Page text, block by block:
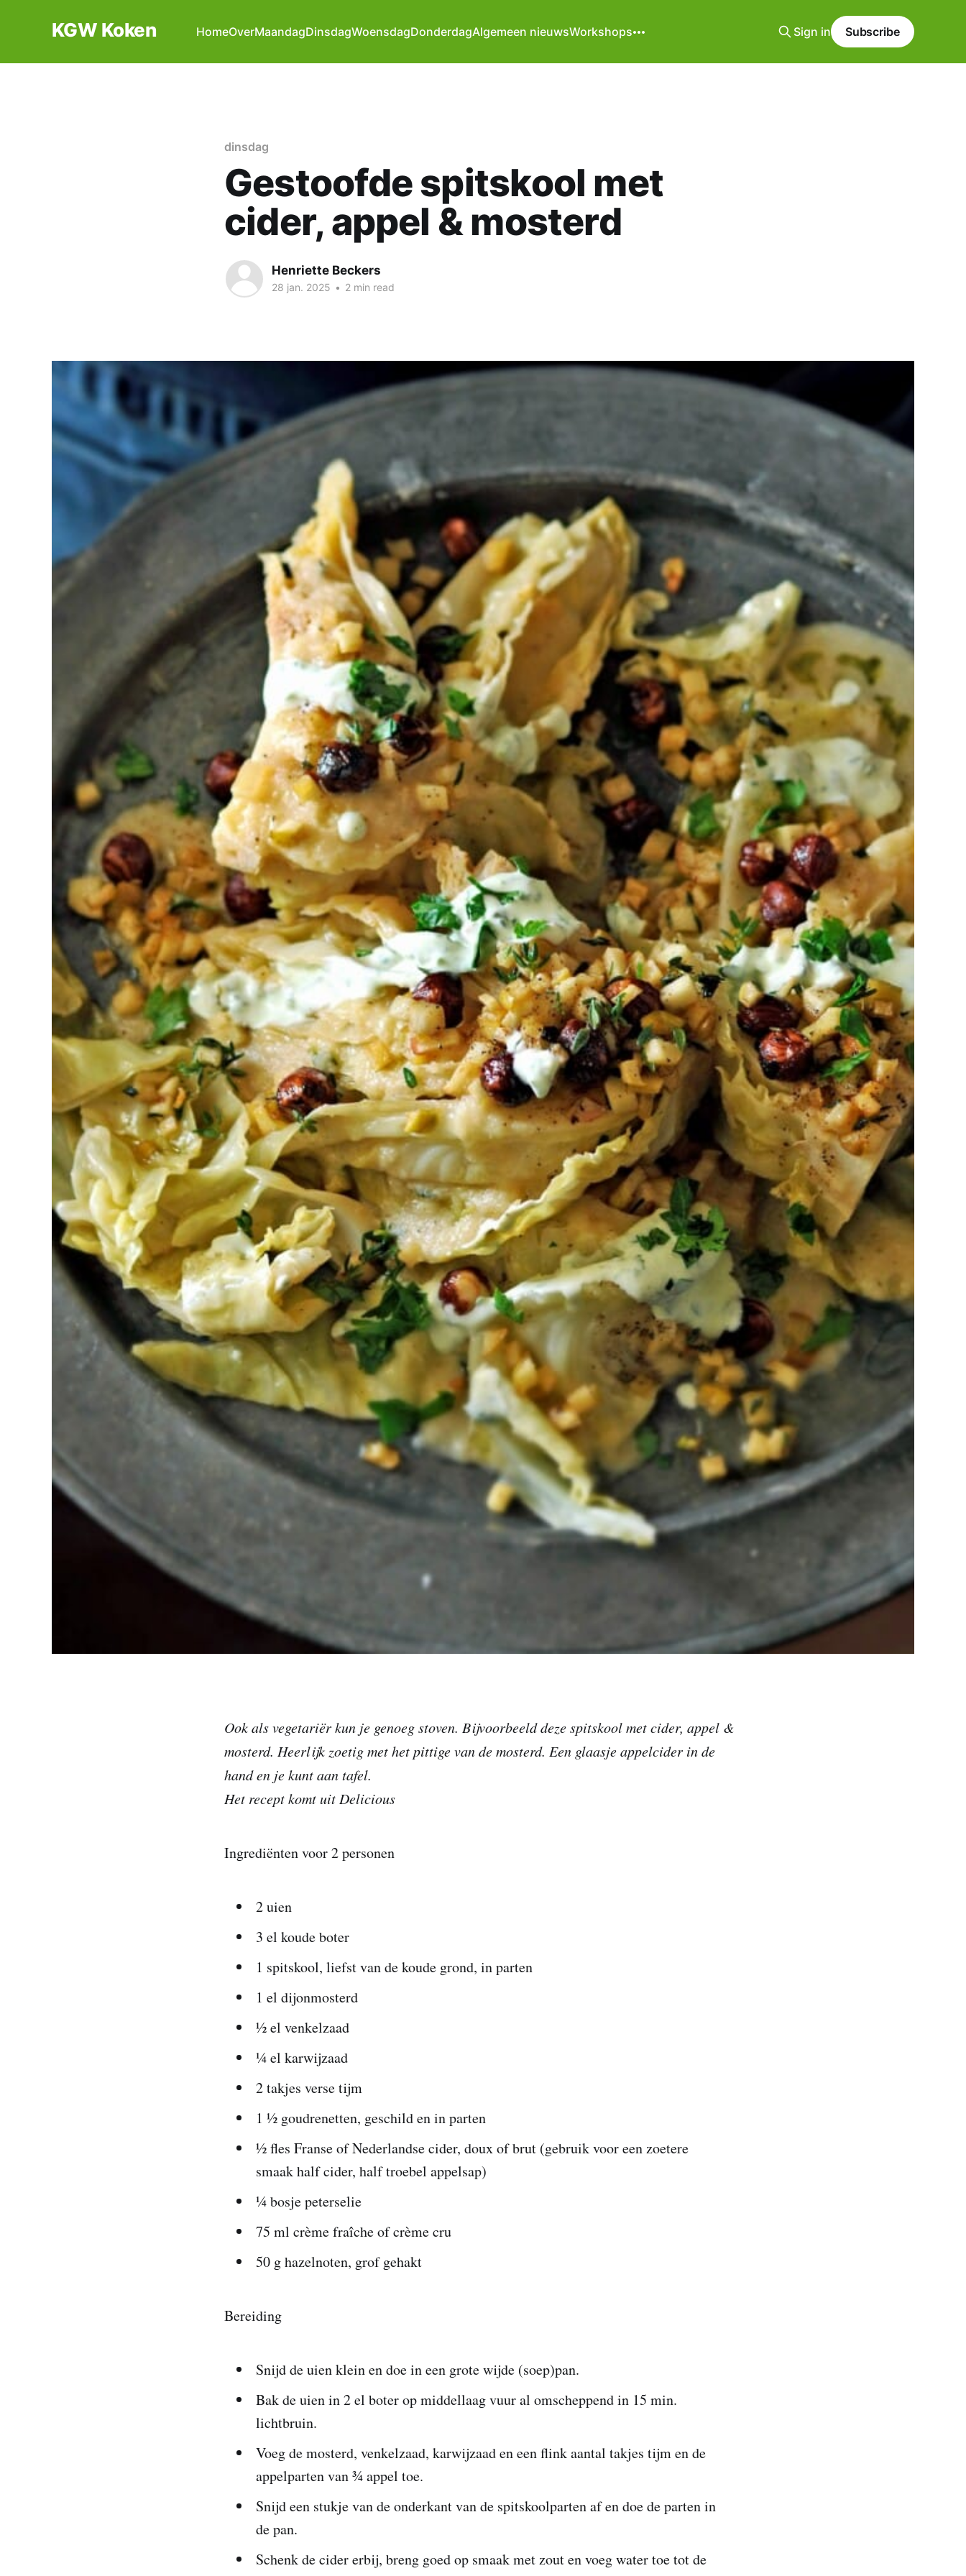
KGW Koken HomeOverMaandagDinsdagWoensdagDonderdagAlgemeen nieuwsWorkshops Sign in Subscribe
dinsdag
Gestoofde spitskool met
cider, appel & mosterd
Henriette Beckers
28 jan. 2025 • 2 min read
Ook als vegetariër kun je genoeg stoven. Bijvoorbeeld deze spitskool met cider, appel &
mosterd. Heerlijk zoetig met het pittige van de mosterd. Een glaasje appelcider in de
hand en je kunt aan tafel.
Het recept komt uit Delicious
Ingrediënten voor 2 personen
2 uien
3 el koude boter
1 spitskool, liefst van de koude grond, in parten
1 el dijonmosterd
½ el venkelzaad
¼ el karwijzaad
2 takjes verse tijm
1 ½ goudrenetten, geschild en in parten
½ fles Franse of Nederlandse cider, doux of brut (gebruik voor een zoetere
smaak half cider, half troebel appelsap)
¼ bosje peterselie
75 ml crème fraîche of crème cru
50 g hazelnoten, grof gehakt
Bereiding
Snijd de uien klein en doe in een grote wijde (soep)pan.
Bak de uien in 2 el boter op middellaag vuur al omscheppend in 15 min.
lichtbruin.
Voeg de mosterd, venkelzaad, karwijzaad en een flink aantal takjes tijm en de
appelparten van ¾ appel toe.
Snijd een stukje van de onderkant van de spitskoolparten af en doe de parten in
de pan.
Schenk de cider erbij, breng goed op smaak met zout en voeg water toe tot de